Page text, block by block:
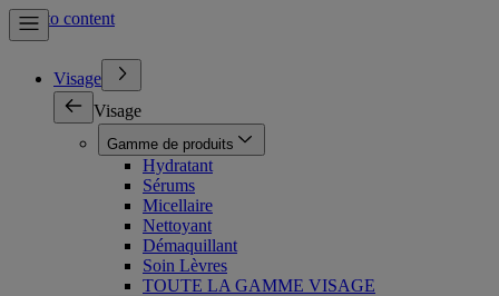
Skip to content
Visage
Visage
Gamme de produits
Hydratant
Sérums
Micellaire
Nettoyant
Démaquillant
Soin Lèvres
TOUTE LA GAMME VISAGE